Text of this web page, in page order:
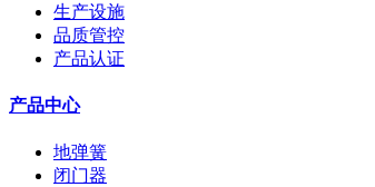
生产设施
品质管控
产品认证
产品中心
地弹簧
闭门器